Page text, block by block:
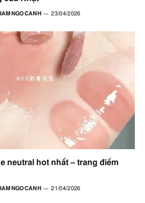
23/04/2026
neutral hot nhất – trang điểm
21/04/2026